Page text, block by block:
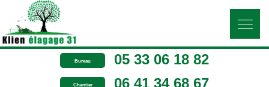
Bureau 05 33 06 18 82
Chantier 06 41 34 68 67